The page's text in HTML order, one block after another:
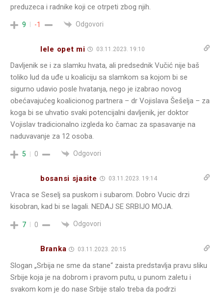
preduzeca i radnike koji ce otrpeti zbog njih.
9 -1 Odgovori
lele opet mi 03.11.2023. 19:10
Davljenik se i za slamku hvata, ali predsednik Vučić nije baš
toliko lud da uđe u koaliciju sa slamkom sa kojom bi se
sigurno udavio posle hvatanja, nego je izabrao novog
obećavajućeg koalicionog partnera – dr Vojislava Šešelja – za
koga bi se uhvatio svaki potencijalni davljenik, jer doktor
Vojislav tradicionalno izgleda ko čamac za spasavanje na
naduvavanje za 12 osoba.
5 0 Odgovori
bosansi sjasite 03.11.2023. 19:14
Vraca se Seselj sa puskom i subarom. Dobro Vucic drzi
kisobran, kad bi se lagali. NEDAJ SE SRBIJO MOJA.
7 0 Odgovori
Branka 03.11.2023. 20:15
Slogan „Srbija ne sme da stane“ zaista predstavlja pravu sliku
Srbije koja je na dobrom i pravom putu, u punom zaletu i
svakom kom je do nase Srbije stalo treba da podrzi